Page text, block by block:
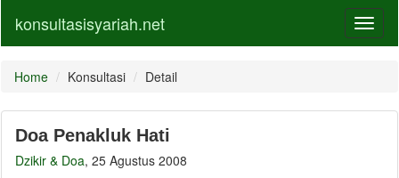
konsultasisyariah.net
Home Konsultasi Detail
Doa Penakluk Hati
Dzikir & Doa, 25 Agustus 2008